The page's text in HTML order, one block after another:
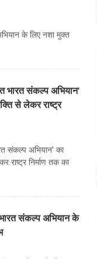
के लिए नशा मुक्त
भारत संकल्प अभियान'
से लेकर राष्ट्र
संकल्प अभियान' का
राष्ट्र निर्माण तक का
संकल्प अभियान के